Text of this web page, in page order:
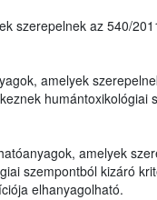
szerepelnek az 540/
amelyek
humántoxikológiai
amelyek
szempontból kizáró
elhanyagolható.